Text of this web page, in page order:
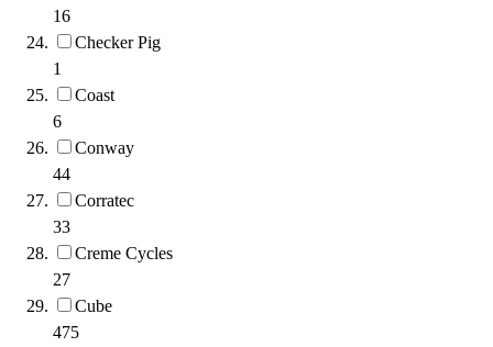
16
Checker Pig
1
Coast
6
Conway
44
Corratec
33
Creme Cycles
27
Cube
475